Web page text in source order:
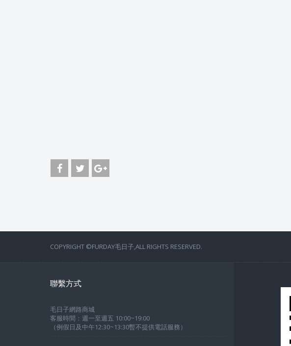
COPYRIGHT ©FURDAY毛日子,ALL RIGHTS RESERVED.
聯繫方式
毛日子網路商城
客服時間：週一至週五 10:00~19:00
（例假日及中午12:30~13:30暫不提供電話服務）